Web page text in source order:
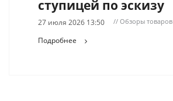
ступицей по эскизу
27 июля 2026 13:50 // Обзоры товаров
Подробнее